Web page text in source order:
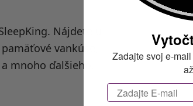
Nájdete u
vankúše,
mnoho ďalšieho.
Zadajte svoj e-
Email